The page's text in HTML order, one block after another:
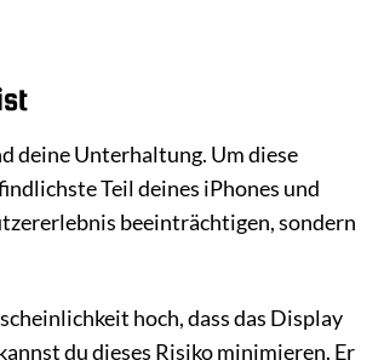
deine Unterhaltung. Um diese
Teil deines iPhones und
beeinträchtigen, sondern
hoch, dass das Display
du dieses Risiko minimieren. Er